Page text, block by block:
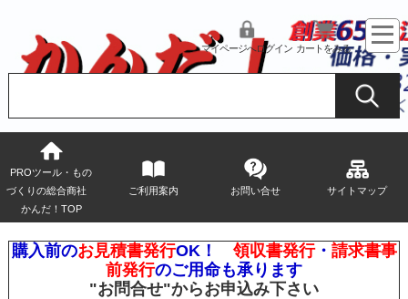
マイページへログイン カートをみる
PROツール・もの
づくりの総合商社
かんだ！TOP
ご利用案内 お問い合せ サイトマップ
購入前のお見積書発行OK！ 領収書発行・ 請求書事
前発行のご用命も承ります
"お問合せ"からお申込み下さい